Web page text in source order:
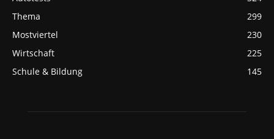
Thema
299
Mostviertel
230
Wirtschaft
225
Schule & Bildung
145